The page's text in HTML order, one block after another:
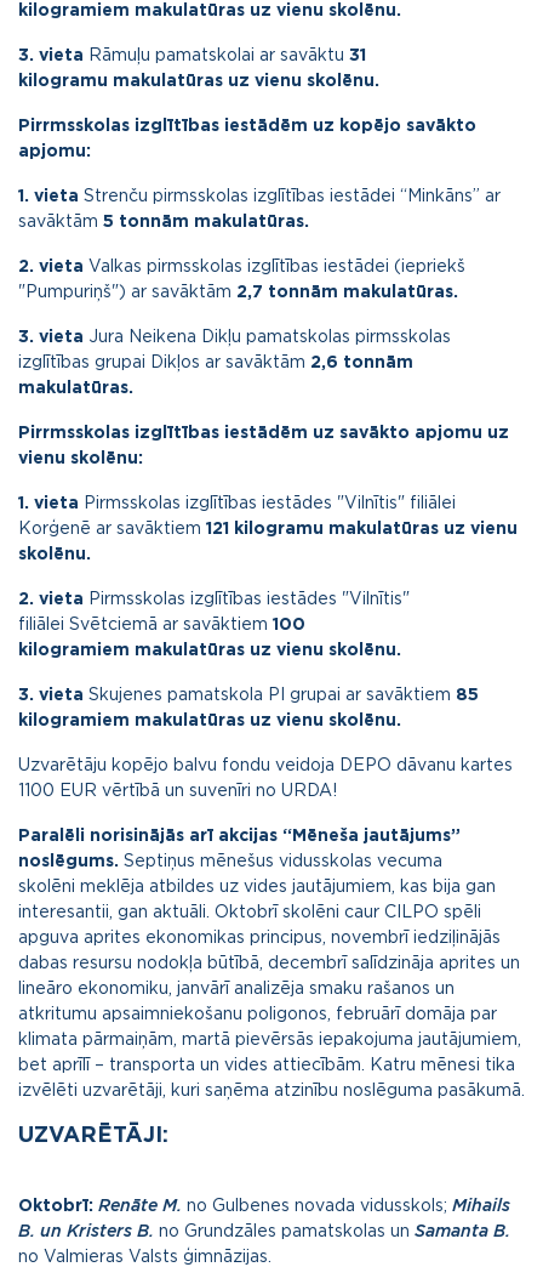
kilogramiem makulatūras uz vienu skolēnu.
3. vieta Rāmuļu pamatskolai ar savāktu 31
kilogramu makulatūras uz vienu skolēnu.
Pirrmsskolas izglītības iestādēm uz kopējo savākto
apjomu:
1. vieta Strenču pirmsskolas izglītības iestādei “Minkāns” ar
savāktām 5 tonnām makulatūras.
2. vieta Valkas pirmsskolas izglītības iestādei (iepriekš
"Pumpuriņš") ar savāktām 2,7 tonnām makulatūras.
3. vieta Jura Neikena Dikļu pamatskolas pirmsskolas
izglītības grupai Dikļos ar savāktām 2,6 tonnām
makulatūras.
Pirrmsskolas izglītības iestādēm uz savākto apjomu uz
vienu skolēnu:
1. vieta Pirmsskolas izglītības iestādes "Vilnītis" filiālei
Korģenē ar savāktiem 121 kilogramu makulatūras uz vienu
skolēnu.
2. vieta Pirmsskolas izglītības iestādes "Vilnītis"
filiālei Svētciemā ar savāktiem 100
kilogramiem makulatūras uz vienu skolēnu.
3. vieta Skujenes pamatskola PI grupai ar savāktiem 85
kilogramiem makulatūras uz vienu skolēnu.
Uzvarētāju kopējo balvu fondu veidoja DEPO dāvanu kartes
1100 EUR vērtībā un suvenīri no URDA!
Paralēli norisinājās arī akcijas “Mēneša jautājums”
noslēgums. Septiņus mēnešus vidusskolas vecuma
skolēni meklēja atbildes uz vides jautājumiem, kas bija gan
interesantii, gan aktuāli. Oktobrī skolēni caur CILPO spēli
apguva aprites ekonomikas principus, novembrī iedziļinājās
dabas resursu nodokļa būtībā, decembrī salīdzināja aprites un
lineāro ekonomiku, janvārī analizēja smaku rašanos un
atkritumu apsaimniekošanu poligonos, februārī domāja par
klimata pārmaiņām, martā pievērsās iepakojuma jautājumiem,
bet aprīlī – transporta un vides attiecībām. Katru mēnesi tika
izvēlēti uzvarētāji, kuri saņēma atzinību noslēguma pasākumā.
UZVARĒTĀJI:
Oktobrī: Renāte M. no Gulbenes novada vidusskols; Mihails
B. un Kristers B. no Grundzāles pamatskolas un Samanta B.
no Valmieras Valsts ģimnāzijas.